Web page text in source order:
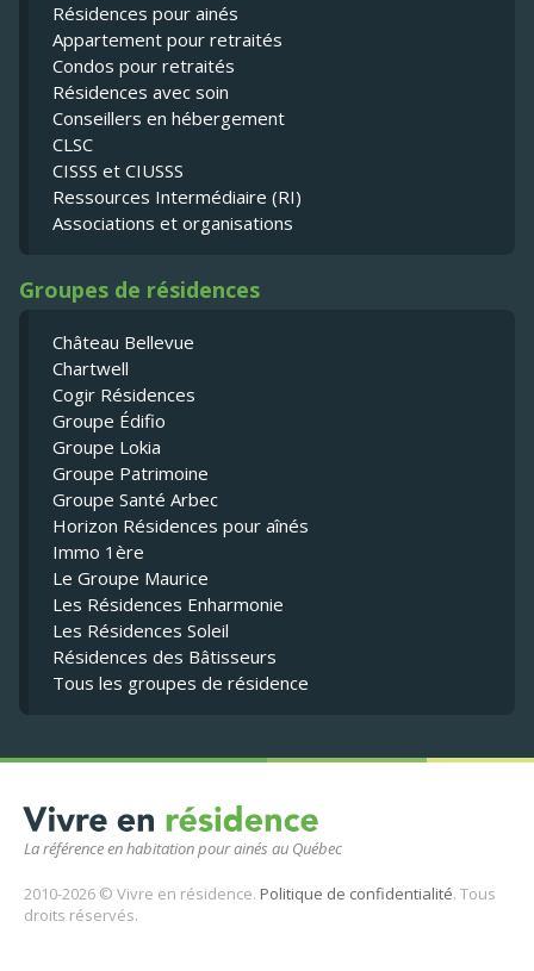
La référence en habitation pour ainés au Québec
2010-2026 © Vivre en résidence. Politique de confidentialité. Tous
droits réservés.
Résidences pour ainés
Appartement pour retraités
Condos pour retraités
Résidences avec soin
Conseillers en hébergement
CLSC
CISSS et CIUSSS
Ressources Intermédiaire (RI)
Associations et organisations
Groupes de résidences
Château Bellevue
Chartwell
Cogir Résidences
Groupe Édifio
Groupe Lokia
Groupe Patrimoine
Groupe Santé Arbec
Horizon Résidences pour aînés
Immo 1ère
Le Groupe Maurice
Les Résidences Enharmonie
Les Résidences Soleil
Résidences des Bâtisseurs
Tous les groupes de résidence